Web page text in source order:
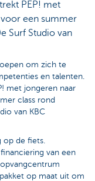
PEP! met
een summer
Surf Studio van
om zich te
en talenten.
met jongeren naar
class rond
van KBC
op de fiets.
van een
op maat uit om